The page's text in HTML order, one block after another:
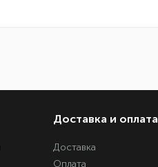
Доставка и оплата
Доставка
Оплата